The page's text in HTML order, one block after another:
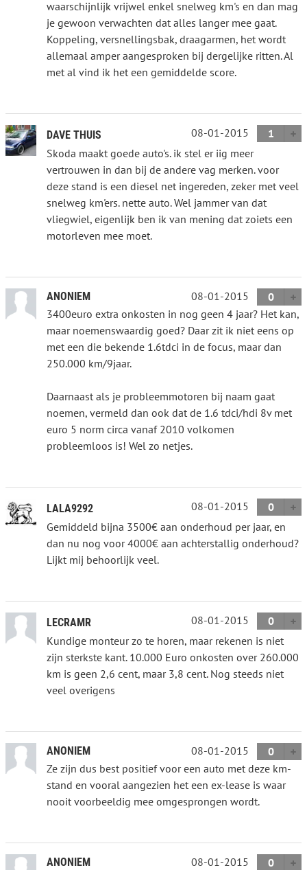
waarschijnlijk vrijwel enkel snelweg km's en dan mag
je gewoon verwachten dat alles langer mee gaat.
Koppeling, versnellingsbak, draagarmen, het wordt
allemaal amper aangesproken bij dergelijke ritten. Al
met al vind ik het een gemiddelde score.
DAVE THUIS 08-01-2015
1
Skoda maakt goede auto's. ik stel er iig meer
vertrouwen in dan bij de andere vag merken. voor
deze stand is een diesel net ingereden, zeker met veel
snelweg km'ers. nette auto. Wel jammer van dat
vliegwiel, eigenlijk ben ik van mening dat zoiets een
motorleven mee moet.
ANONIEM 08-01-2015
0
3400euro extra onkosten in nog geen 4 jaar? Het kan,
maar noemenswaardig goed? Daar zit ik niet eens op
met een die bekende 1.6tdci in de focus, maar dan
250.000 km/9jaar.
Daarnaast als je probleemmotoren bij naam gaat
noemen, vermeld dan ook dat de 1.6 tdci/hdi 8v met
euro 5 norm circa vanaf 2010 volkomen
probleemloos is! Wel zo netjes.
LALA9292 08-01-2015
0
Gemiddeld bijna 3500€ aan onderhoud per jaar, en
dan nu nog voor 4000€ aan achterstallig onderhoud?
Lijkt mij behoorlijk veel.
LECRAMR 08-01-2015
0
Kundige monteur zo te horen, maar rekenen is niet
zijn sterkste kant. 10.000 Euro onkosten over 260.000
km is geen 2,6 cent, maar 3,8 cent. Nog steeds niet
veel overigens
ANONIEM 08-01-2015
0
Ze zijn dus best positief voor een auto met deze km-
stand en vooral aangezien het een ex-lease is waar
nooit voorbeeldig mee omgesprongen wordt.
ANONIEM 08-01-2015
0